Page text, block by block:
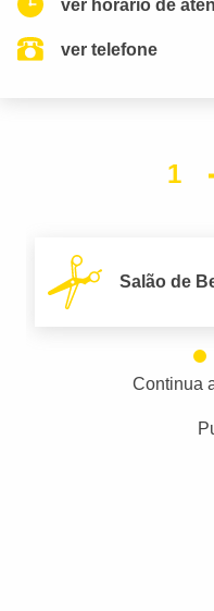
ver horario de
ver telefone
1
Salão de
Continua